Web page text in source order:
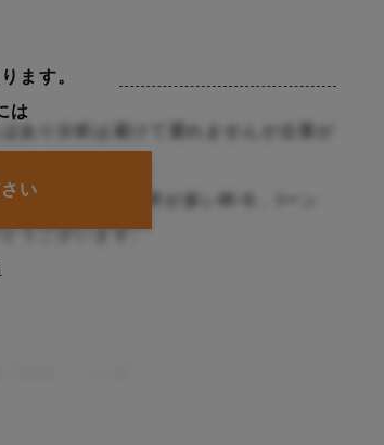
就活を進める新卒が多い昨今、Iーン
うございます。
ます。
は
い